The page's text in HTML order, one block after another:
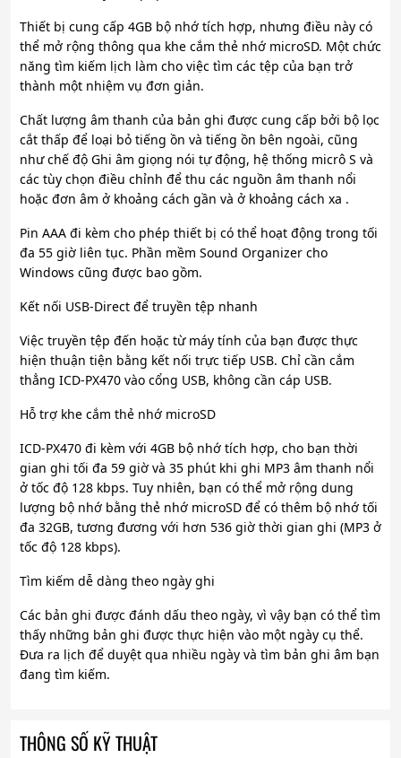
Thiết bị cung cấp 4GB bộ nhớ tích hợp, nhưng điều này có
thể mở rộng thông qua khe cắm thẻ nhớ microSD. Một chức
năng tìm kiếm lịch làm cho việc tìm các tệp của bạn trở
thành một nhiệm vụ đơn giản.
Chất lượng âm thanh của bản ghi được cung cấp bởi bộ lọc
cắt thấp để loại bỏ tiếng ồn và tiếng ồn bên ngoài, cũng
như chế độ Ghi âm giọng nói tự động, hệ thống micrô S và
các tùy chọn điều chỉnh để thu các nguồn âm thanh nổi
hoặc đơn âm ở khoảng cách gần và ở khoảng cách xa .
Pin AAA đi kèm cho phép thiết bị có thể hoạt động trong tối
đa 55 giờ liên tục. Phần mềm Sound Organizer cho
Windows cũng được bao gồm.
Kết nối USB-Direct để truyền tệp nhanh
Việc truyền tệp đến hoặc từ máy tính của bạn được thực
hiện thuận tiện bằng kết nối trực tiếp USB. Chỉ cần cắm
thẳng ICD-PX470 vào cổng USB, không cần cáp USB.
Hỗ trợ khe cắm thẻ nhớ microSD
ICD-PX470 đi kèm với 4GB bộ nhớ tích hợp, cho bạn thời
gian ghi tối đa 59 giờ và 35 phút khi ghi MP3 âm thanh nổi
ở tốc độ 128 kbps. Tuy nhiên, bạn có thể mở rộng dung
lượng bộ nhớ bằng thẻ nhớ microSD để có thêm bộ nhớ tối
đa 32GB, tương đương với hơn 536 giờ thời gian ghi (MP3 ở
tốc độ 128 kbps).
Tìm kiếm dễ dàng theo ngày ghi
Các bản ghi được đánh dấu theo ngày, vì vậy bạn có thể tìm
thấy những bản ghi được thực hiện vào một ngày cụ thể.
Đưa ra lịch để duyệt qua nhiều ngày và tìm bản ghi âm bạn
đang tìm kiếm.
THÔNG SỐ KỸ THUẬT